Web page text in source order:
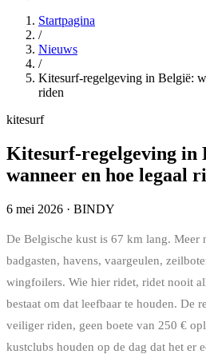
Startpagina
/
Nieuws
/
Kitesurf-regelgeving in België:
riden
kitesurf
Kitesurf-regelgeving in
wanneer en hoe legaal
6 mei 2026 · BINDY
De Belgische kust is 67 km lang. Meer
badgasten, havens, vaargeulen,
wingfoilers. Wie hier ridet, ridet nooit
bestaat om dat leefbaar te houden. De
veiliger riden, geen boete van 250 €
kustclubs houden op de dag dat het er